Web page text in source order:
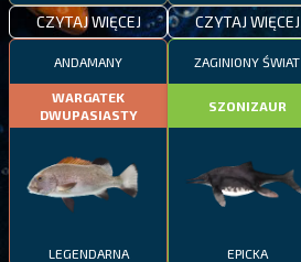
CZYTAJ WIĘCEJ CZYTAJ WIĘCEJ
ANDAMANY
WARGATEK
DWUPASIASTY
LEGENDARNA
ZAGINIONY ŚWIAT
SZONIZAUR
EPICKA